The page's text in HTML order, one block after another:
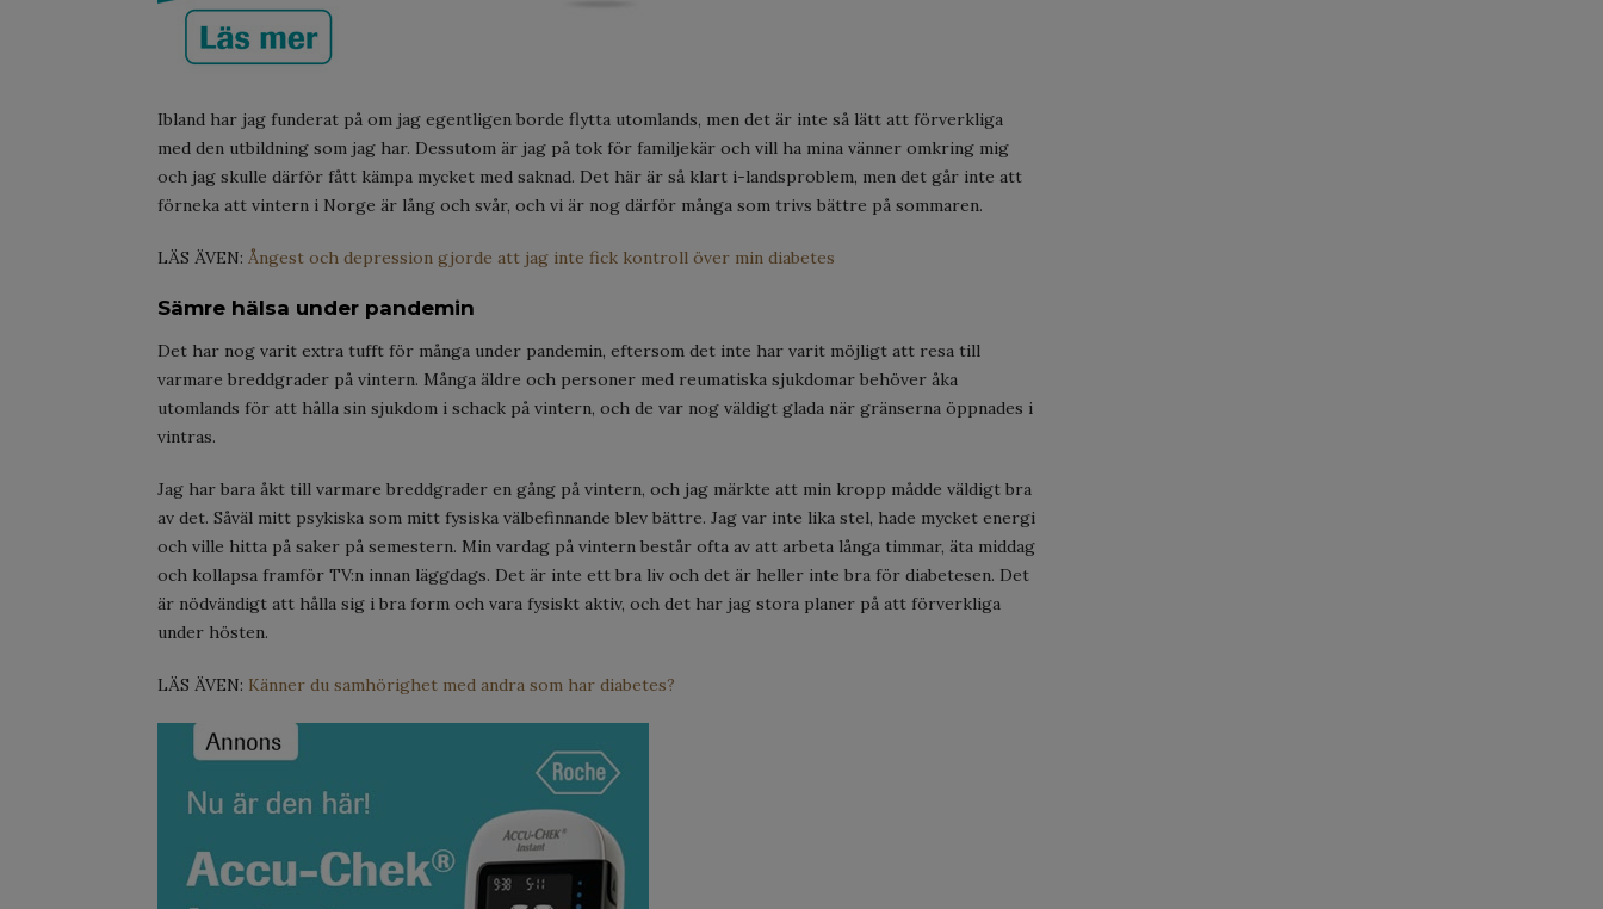
Ibland har jag funderat på om jag egentligen borde flytta utomlands, men det är inte så lätt att förverkliga
med den utbildning som jag har. Dessutom är jag på tok för familjekär och vill ha mina vänner omkring mig
och jag skulle därför fått kämpa mycket med saknad. Det här är så klart i-landsproblem, men det går inte att
förneka att vintern i Norge är lång och svår, och vi är nog därför många som trivs bättre på sommaren.
LÄS ÄVEN: Ångest och depression gjorde att jag inte fick kontroll över min diabetes
Sämre hälsa under pandemin
Det har nog varit extra tufft för många under pandemin, eftersom det inte har varit möjligt att resa till
varmare breddgrader på vintern. Många äldre och personer med reumatiska sjukdomar behöver åka
utomlands för att hålla sin sjukdom i schack på vintern, och de var nog väldigt glada när gränserna öppnades i
vintras.
Jag har bara åkt till varmare breddgrader en gång på vintern, och jag märkte att min kropp mådde väldigt bra
av det. Såväl mitt psykiska som mitt fysiska välbefinnande blev bättre. Jag var inte lika stel, hade mycket energi
och ville hitta på saker på semestern. Min vardag på vintern består ofta av att arbeta långa timmar, äta middag
och kollapsa framför TV:n innan läggdags. Det är inte ett bra liv och det är heller inte bra för diabetesen. Det
är nödvändigt att hålla sig i bra form och vara fysiskt aktiv, och det har jag stora planer på att förverkliga
under hösten.
LÄS ÄVEN: Känner du samhörighet med andra som har diabetes?